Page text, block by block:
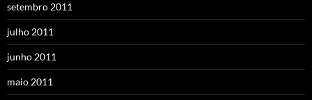
setembro 2011
julho 2011
junho 2011
maio 2011